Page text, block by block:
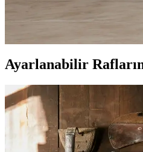
Ahşap kirişler ve beyaz
Ayarlanabilir